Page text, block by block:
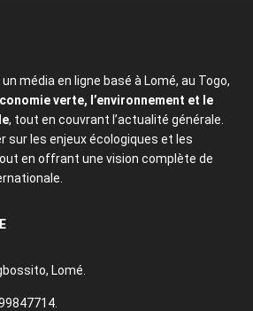
média en ligne basé à Lomé, au Togo,
verte, l’environnement et le
, tout en couvrant l’actualité générale.
sur les enjeux écologiques et les
en offrant une vision complète de
Lomé.